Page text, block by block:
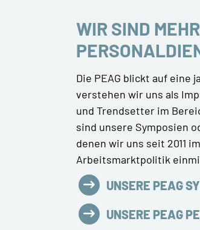
WIR SIND
Die PEAG blickt auf eine
verstehen wir uns als
und Trendsetter im
sind unsere Symposien
denen wir uns seit 2011
Arbeitsmarktpolitik
UNSERE PEAG
UNSERE PEAG